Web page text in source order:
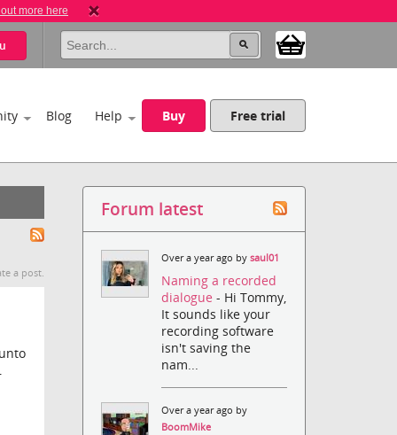
more here
Blog Help Buy Free trial
a post.
Forum latest
Over a year ago bysaul01
Naming a recorded
dialogue- Hi Tommy,
It sounds like your
recording software
isn't saving the
nam...
Over a year ago by
BoomMike